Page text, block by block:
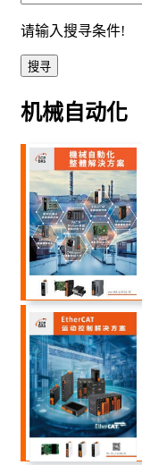
请输入搜寻条件!
机械自动化